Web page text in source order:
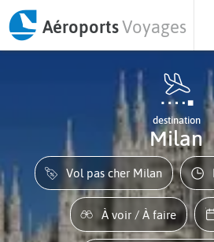
AéroportsVoyages
destination
Milan
Vol pas cher Milan
À voir / À faire